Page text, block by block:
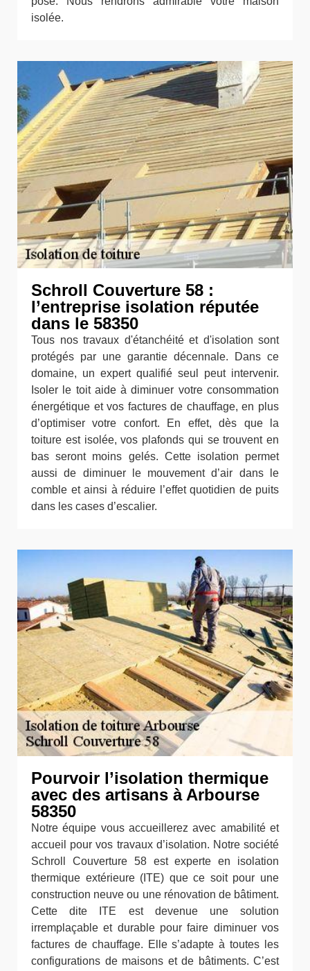
isolée.
Schroll Couverture 58 :
l’entreprise isolation réputée
dans le 58350
Tous nos travaux d'étanchéité et d'isolation sont
protégés par une garantie décennale. Dans ce
domaine, un expert qualifié seul peut intervenir.
Isoler le toit aide à diminuer votre consommation
énergétique et vos factures de chauffage, en plus
d’optimiser votre confort. En effet, dès que la
toiture est isolée, vos plafonds qui se trouvent en
bas seront moins gelés. Cette isolation permet
aussi de diminuer le mouvement d’air dans le
comble et ainsi à réduire l’effet quotidien de puits
dans les cases d’escalier.
Pourvoir l’isolation thermique
avec des artisans à Arbourse
58350
Notre équipe vous accueillerez avec amabilité et
accueil pour vos travaux d’isolation. Notre société
Schroll Couverture 58 est experte en isolation
thermique extérieure (ITE) que ce soit pour une
construction neuve ou une rénovation de bâtiment.
Cette dite ITE est devenue une solution
irremplaçable et durable pour faire diminuer vos
factures de chauffage. Elle s’adapte à toutes les
configurations de maisons et de bâtiments. C’est